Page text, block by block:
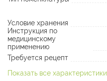
Условие хранения
Инструкция по
медицинскому
применению
Требуется рецепт
Показать все характеристики